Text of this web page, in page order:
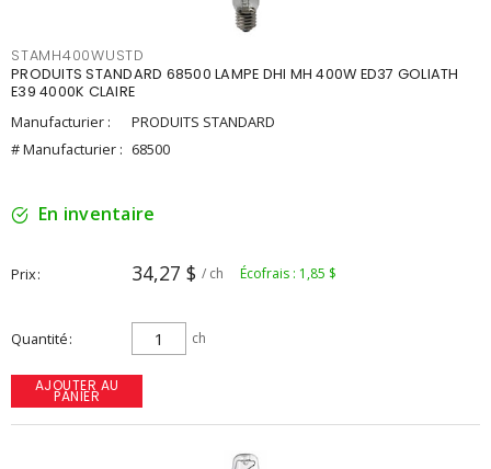
STAMH400WUSTD
PRODUITS STANDARD 68500 LAMPE DHI MH 400W ED37 GOLIATH
E39 4000K CLAIRE
Manufacturier :
PRODUITS STANDARD
# Manufacturier : 68500
En inventaire
Prix 34,27 $ / ch Écofrais : 1,85 $
Quantité ch
AJOUTER AU
PANIER